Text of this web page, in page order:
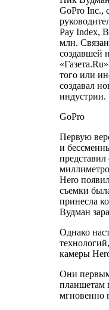
GoPro Inc.,
Pay Index,
млн.
создавшей
того или
создавал
индустрии.
GoPro
Первую
и
Hero
съемки
принесла
Вудман
Однако
камеры
Они
планшетам
мгновенно